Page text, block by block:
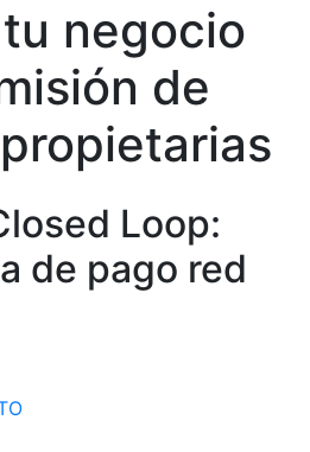
negocio
de
Loop:
de pago red